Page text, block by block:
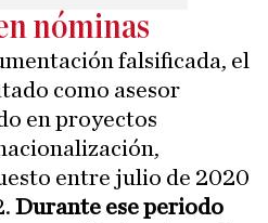
nóminas
falsificada, el
como asesor
en proyectos
entre julio de 2020
Durante ese periodo